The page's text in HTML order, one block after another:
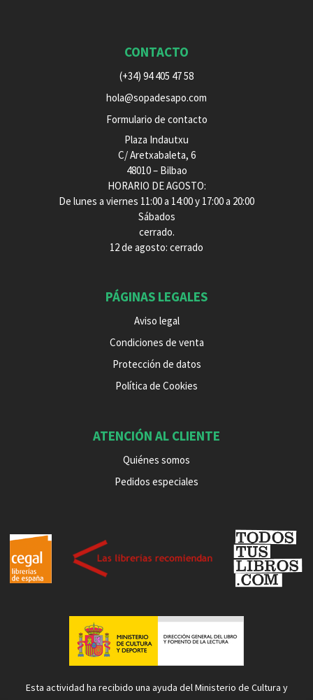
CONTACTO
(+34) 94 405 47 58
hola@sopadesapo.com
Formulario de contacto
Plaza Indautxu
C/ Aretxabaleta, 6
48010 – Bilbao
HORARIO DE AGOSTO:
De lunes a viernes 11:00 a 14:00 y 17:00 a 20:00
Sábados
cerrado.
12 de agosto: cerrado
PÁGINAS LEGALES
Aviso legal
Condiciones de venta
Protección de datos
Política de Cookies
ATENCIÓN AL CLIENTE
Quiénes somos
Pedidos especiales
Esta actividad ha recibido una ayuda del Ministerio de Cultura y